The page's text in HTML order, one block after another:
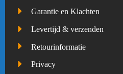
Garantie en Klachten
Levertijd & verzenden
Retourinformatie
Privacy